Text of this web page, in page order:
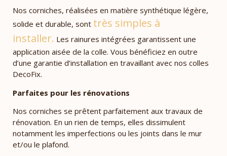
Nos corniches, réalisées en matière synthétique légère,
solide et durable, sont très simples à
installer. Les rainures intégrées garantissent une
application aisée de la colle. Vous bénéficiez en outre
d’une garantie d’installation en travaillant avec nos colles
DecoFix.
Parfaites pour les rénovations
Nos corniches se prêtent parfaitement aux travaux de
rénovation. En un rien de temps, elles dissimulent
notamment les imperfections ou les joints dans le mur
et/ou le plafond.